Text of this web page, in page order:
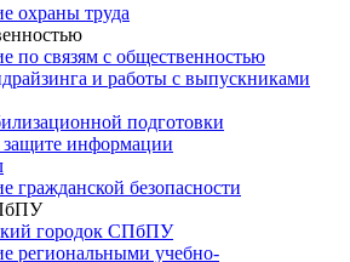
охраны труда
по связям с общественностью
и работы с выпускниками
подготовки
информации
гражданской безопасности
городок СПбПУ
региональными учебно-